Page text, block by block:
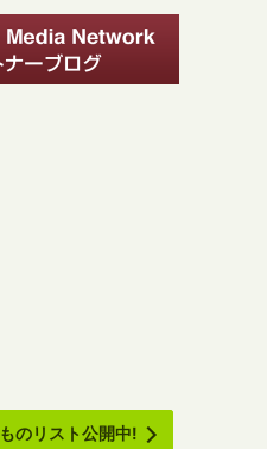
のリスト公開中!